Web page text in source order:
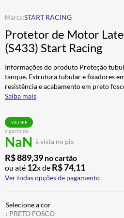
START RACING
Protetor de Motor
(S433) Start Racing
Informações do produto Proteção
tanque. Estrutura tubular e fixadores
resistência e acabamento em preto
Saiba mais
a partir de:
NaN à vista no pix
5% OFF
R$889,39 no cartão
ou até 12x de R$74,11
Ver todas opções de pagamento
: PRETO FOSCO
4º ÓCULOS SOLAR
5º LUVA
6º BAU
7º ALPINESTAR
8º AIROH
9º CALÇA
10º